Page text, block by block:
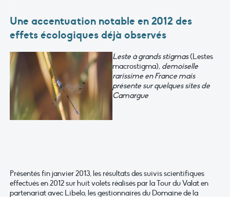
Une accentuation notable en 2012 des
effets écologiques déjà observés
Leste à grands stigmas(Lestes
macrostigma), demoiselle
rarissime en France mais
présente sur quelques sites de
Camargue
Présentés fin janvier 2013, les résultats des suivis scientifiques
effectués en 2012 sur huit volets réalisés par la Tour du Valat en
partenariat avec Libelo, les gestionnaires du Domaine de la